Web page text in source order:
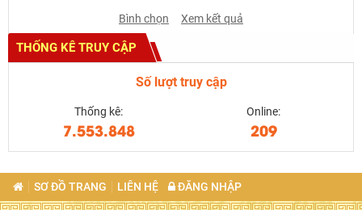
Bình chọn Xem kết quả
THỐNG KÊ TRUY CẬP
Số lượt truy cập
Thống kê:
7.553.848
Online:
209
SƠ ĐỒ TRANG LIÊN HỆ ĐĂNG NHẬP